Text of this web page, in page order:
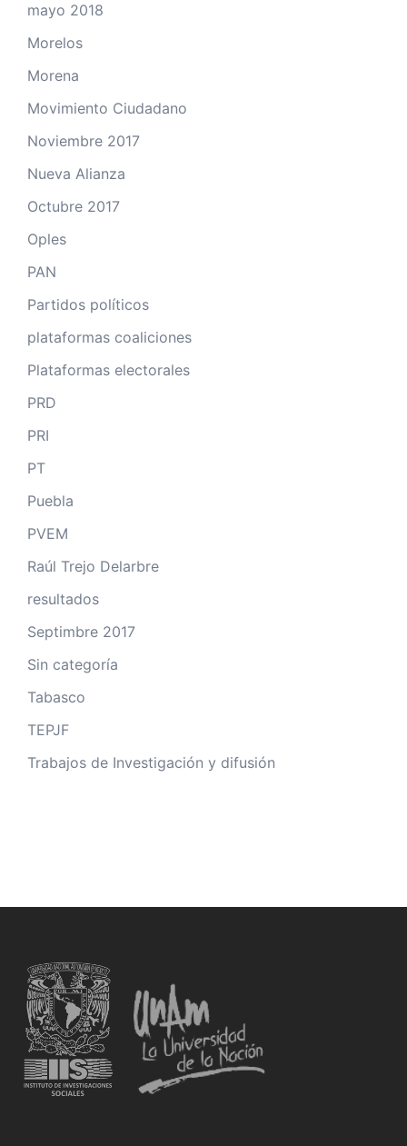
mayo 2018
Morelos
Morena
Movimiento Ciudadano
Noviembre 2017
Nueva Alianza
Octubre 2017
Oples
PAN
Partidos políticos
plataformas coaliciones
Plataformas electorales
PRD
PRI
PT
Puebla
PVEM
Raúl Trejo Delarbre
resultados
Septimbre 2017
Sin categoría
Tabasco
TEPJF
Trabajos de Investigación y difusión